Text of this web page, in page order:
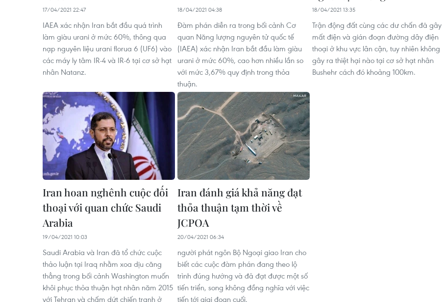
17/04/2021 22:47
IAEA xác nhận Iran bắt đầu quá trình
làm giàu urani ở mức 60%, thông qua
nạp nguyên liệu urani florua 6 (UF6) vào
các máy ly tâm IR-4 và IR-6 tại cơ sở hạt
nhân Natanz.
18/04/2021 04:38
Đàm phán diễn ra trong bối cảnh Cơ
quan Năng lượng nguyên tử quốc tế
(IAEA) xác nhận Iran bắt đầu làm giàu
urani ở mức 60%, cao hơn nhiều lần so
với mức 3,67% quy định trong thỏa
thuận.
18/04/2021 13:35
Trận động đất cùng các dư chấn đã gây
mất điện và gián đoạn đường dây điện
thoại ở khu vực lân cận, tuy nhiên không
gây ra thiệt hại nào tại cơ sở hạt nhân
Bushehr cách đó khoảng 100km.
Iran hoan nghênh cuộc đối
thoại với quan chức Saudi
Arabia
19/04/2021 10:03
Saudi Arabia và Iran đã tổ chức cuộc
thảo luận tại Iraq nhằm xoa dịu căng
thẳng trong bối cảnh Washington muốn
khôi phục thỏa thuận hạt nhân năm 2015
với Tehran và chấm dứt chiến tranh ở
Iran đánh giá khả năng đạt
thỏa thuận tạm thời về
JCPOA
20/04/2021 06:34
người phát ngôn Bộ Ngoại giao Iran cho
biết các cuộc đàm phán đang theo lộ
trình đúng hướng và đã đạt được một số
tiến triển, song không đồng nghĩa với việc
tiến tới giai đoạn cuối.